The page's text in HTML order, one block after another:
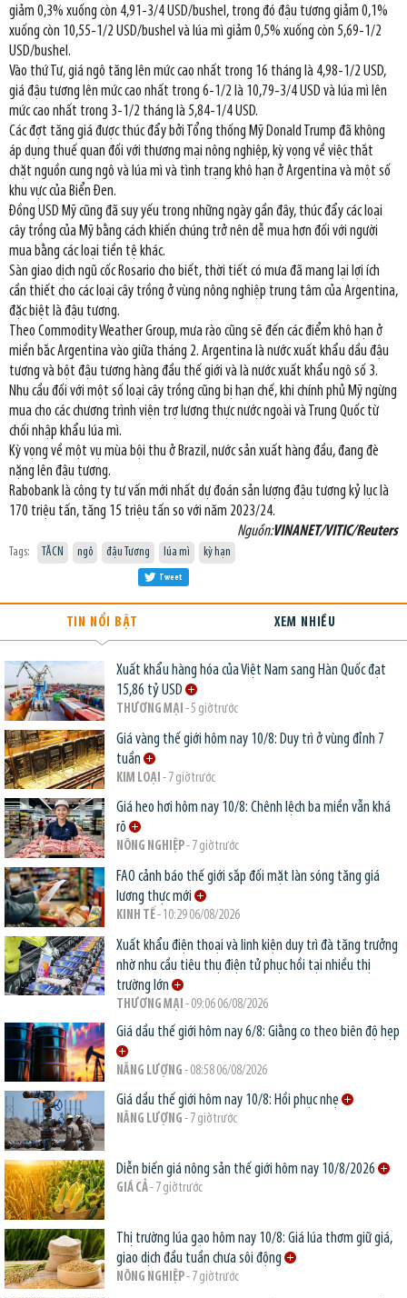
giảm 0,3% xuống còn 4,91-3/4 USD/bushel, trong đó đậu tương giảm 0,1%
xuống còn 10,55-1/2 USD/bushel và lúa mì giảm 0,5% xuống còn 5,69-1/2
USD/bushel.
Vào thứ Tư, giá ngô tăng lên mức cao nhất trong 16 tháng là 4,98-1/2 USD,
giá đậu tương lên mức cao nhất trong 6-1/2 là 10,79-3/4 USD và lúa mì lên
mức cao nhất trong 3-1/2 tháng là 5,84-1/4 USD.
Các đợt tăng giá được thúc đẩy bởi Tổng thống Mỹ Donald Trump đã không
áp dụng thuế quan đối với thương mại nông nghiệp, kỳ vọng về việc thắt
chặt nguồn cung ngô và lúa mì và tình trạng khô hạn ở Argentina và một số
khu vực của Biển Đen.
Đồng USD Mỹ cũng đã suy yếu trong những ngày gần đây, thúc đẩy các loại
cây trồng của Mỹ bằng cách khiến chúng trở nên dễ mua hơn đối với người
mua bằng các loại tiền tệ khác.
Sàn giao dịch ngũ cốc Rosario cho biết, thời tiết có mưa đã mang lại lợi ích
cần thiết cho các loại cây trồng ở vùng nông nghiệp trung tâm của Argentina,
đặc biệt là đậu tương.
Theo Commodity Weather Group, mưa rào cũng sẽ đến các điểm khô hạn ở
miền bắc Argentina vào giữa tháng 2. Argentina là nước xuất khẩu dầu đậu
tương và bột đậu tương hàng đầu thế giới và là nước xuất khẩu ngô số 3.
Nhu cầu đối với một số loại cây trồng cũng bị hạn chế, khi chính phủ Mỹ ngừng
mua cho các chương trình viện trợ lương thực nước ngoài và Trung Quốc từ
chối nhập khẩu lúa mì.
Kỳ vọng về một vụ mùa bội thu ở Brazil, nước sản xuất hàng đầu, đang đè
nặng lên đậu tương.
Rabobank là công ty tư vấn mới nhất dự đoán sản lượng đậu tương kỷ lục là
170 triệu tấn, tăng 15 triệu tấn so với năm 2023/24.
Nguồn:VINANET/VITIC/Reuters
Tags: TĂCN ngô đậu Tương lúa mì kỳ hạn
Tweet
TIN NỔI BẬT XEM NHIỀU
Xuất khẩu hàng hóa của Việt Nam sang Hàn Quốc đạt
15,86 tỷ USD
THƯƠNG MẠI - 5 giờ trước
Giá vàng thế giới hôm nay 10/8: Duy trì ở vùng đỉnh 7
tuần
KIM LOẠI - 7 giờ trước
Giá heo hơi hôm nay 10/8: Chênh lệch ba miền vẫn khá
rõ
NÔNG NGHIỆP- 7 giờ trước
FAO cảnh báo thế giới sắp đối mặt làn sóng tăng giá
lương thực mới
KINH TẾ- 10:29 06/08/2026
Xuất khẩu điện thoại và linh kiện duy trì đà tăng trưởng
nhờ nhu cầu tiêu thụ điện tử phục hồi tại nhiều thị
trường lớn
THƯƠNG MẠI - 09:06 06/08/2026
Giá dầu thế giới hôm nay 6/8: Giằng co theo biên độ hẹp
NĂNG LƯỢNG - 08:58 06/08/2026
Giá dầu thế giới hôm nay 10/8: Hồi phục nhẹ
NĂNG LƯỢNG - 7 giờ trước
Diễn biến giá nông sản thế giới hôm nay 10/8/2026
GIÁ CẢ- 7 giờ trước
Thị trường lúa gạo hôm nay 10/8: Giá lúa thơm giữ giá,
giao dịch đầu tuần chưa sôi động
NÔNG NGHIỆP- 7 giờ trước